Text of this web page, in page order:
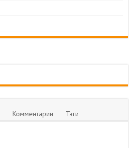
Комментарии Тэги